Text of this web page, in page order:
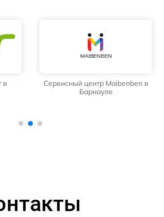
в
Сервисный центр Maibenben в
Барнауле